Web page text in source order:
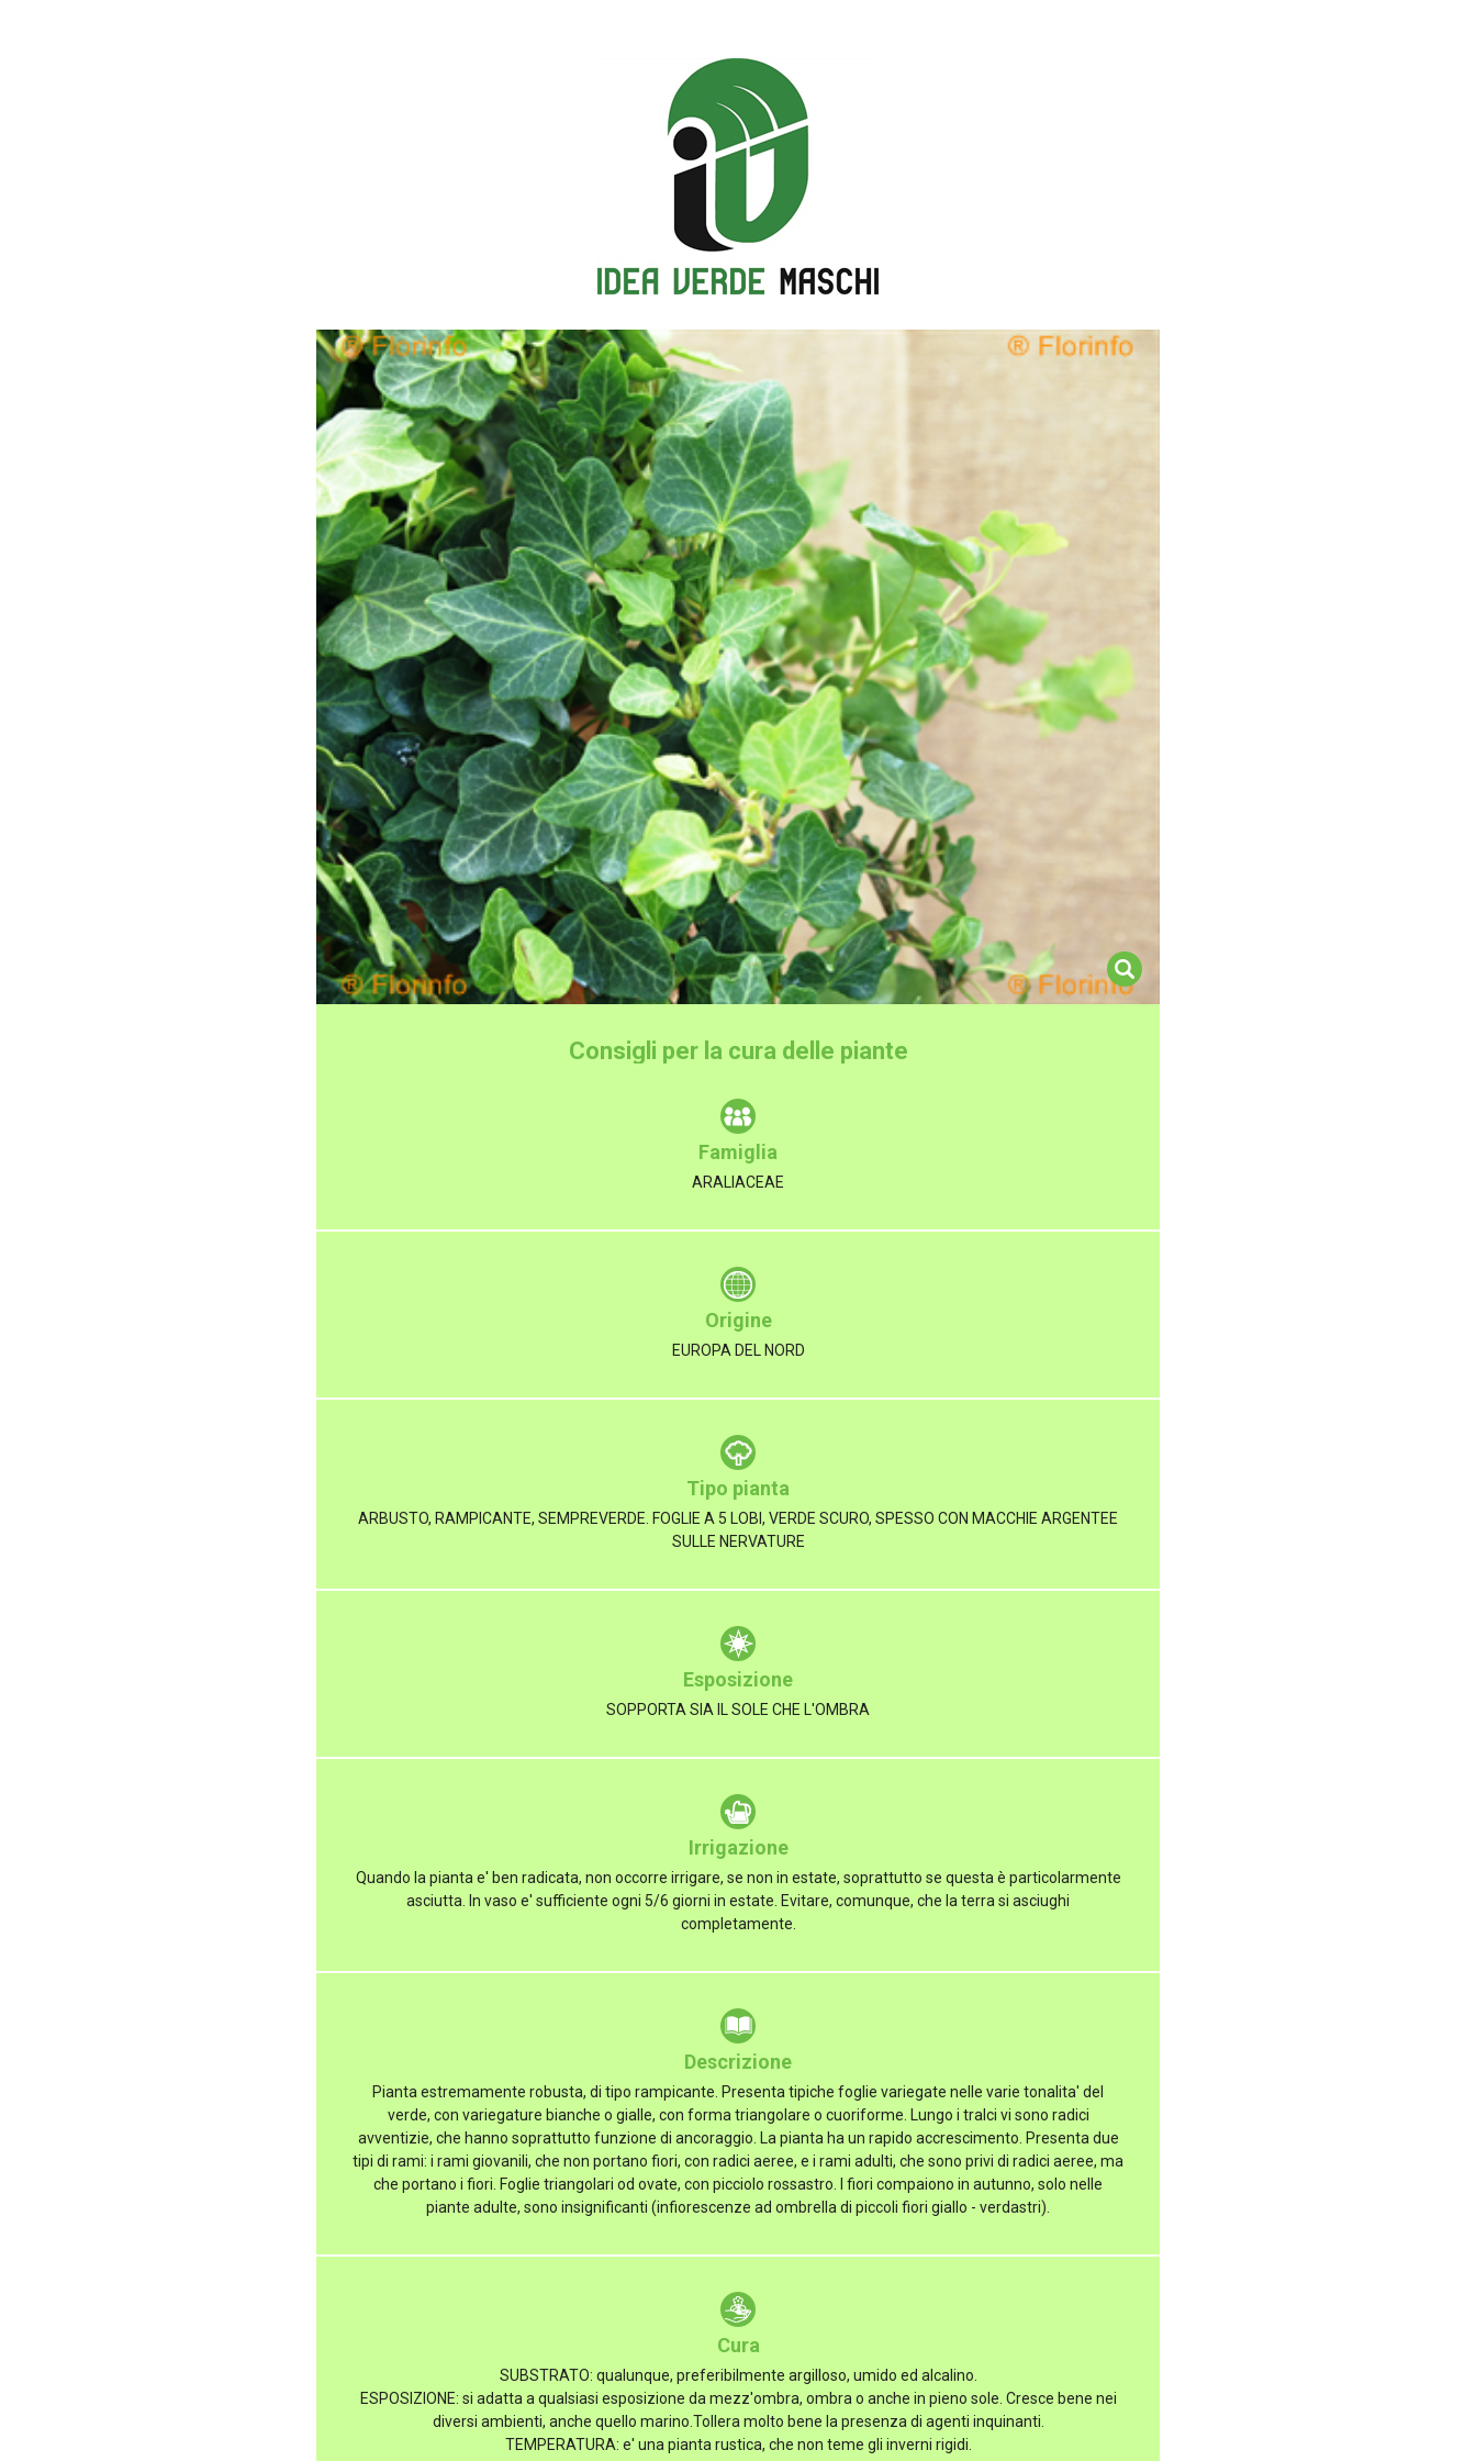
Consigli per la cura delle piante
Famiglia
ARALIACEAE
Origine
EUROPA DEL NORD
Tipo pianta
ARBUSTO, RAMPICANTE, SEMPREVERDE. FOGLIE A 5 LOBI, VERDE SCURO, SPESSO CON MACCHIE ARGENTEE
SULLE NERVATURE
Esposizione
SOPPORTA SIA IL SOLE CHE L'OMBRA
Irrigazione
Quando la pianta e' ben radicata, non occorre irrigare, se non in estate, soprattutto se questa è particolarmente
asciutta. In vaso e' sufficiente ogni 5/6 giorni in estate. Evitare, comunque, che la terra si asciughi
completamente.
Descrizione
Pianta estremamente robusta, di tipo rampicante. Presenta tipiche foglie variegate nelle varie tonalita' del
verde, con variegature bianche o gialle, con forma triangolare o cuoriforme. Lungo i tralci vi sono radici
avventizie, che hanno soprattutto funzione di ancoraggio. La pianta ha un rapido accrescimento. Presenta due
tipi di rami: i rami giovanili, che non portano fiori, con radici aeree, e i rami adulti, che sono privi di radici aeree, ma
che portano i fiori. Foglie triangolari od ovate, con picciolo rossastro. I fiori compaiono in autunno, solo nelle
piante adulte, sono insignificanti (infiorescenze ad ombrella di piccoli fiori giallo - verdastri).
Cura
SUBSTRATO: qualunque, preferibilmente argilloso, umido ed alcalino.
ESPOSIZIONE: si adatta a qualsiasi esposizione da mezz'ombra, ombra o anche in pieno sole. Cresce bene nei
diversi ambienti, anche quello marino.Tollera molto bene la presenza di agenti inquinanti.
TEMPERATURA: e' una pianta rustica, che non teme gli inverni rigidi.